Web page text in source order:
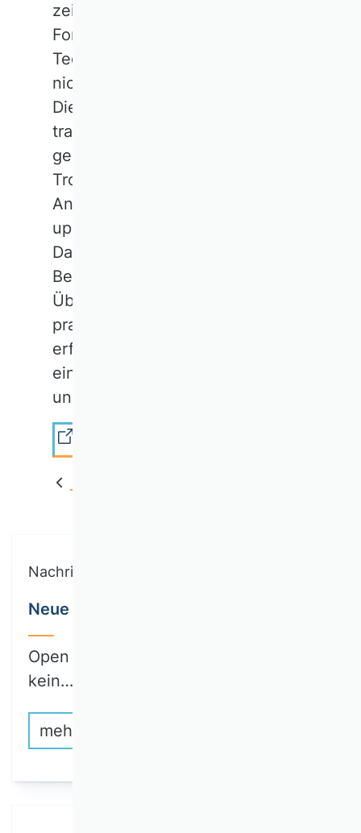
zeichnen sich durch fundierte
Forschung und innovative
Technologie aus. Sie bringen
nicht nur neue Produkte und
Dienstleistungen hervor, sondern
tragen auch entscheidend zum
gesellschaftlichen Fortschritt bei.
Trotz ihrer vielversprechenden
Ansätze stehen auch diese Start-
ups vor zahlreichen Hürden.
Dazu gehören unter anderem die
Beschaffung von Kapital, der
Übergang von der Theorie zur
praktischen Anwendung und die
erfolgreiche Navigation durch
einen Dschungel aus Gesetzen
und Vorschriften.
Nachricht
Neue Arbeitsgruppe Open Science
Open Science kommt. Open Science ist
kein…
mehr erfahren